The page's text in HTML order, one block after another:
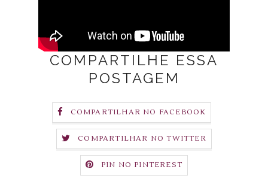
COMPARTILHE ESSA
POSTAGEM
COMPARTILHAR NO FACEBOOK
COMPARTILHAR NO TWITTER
PIN NO PINTEREST